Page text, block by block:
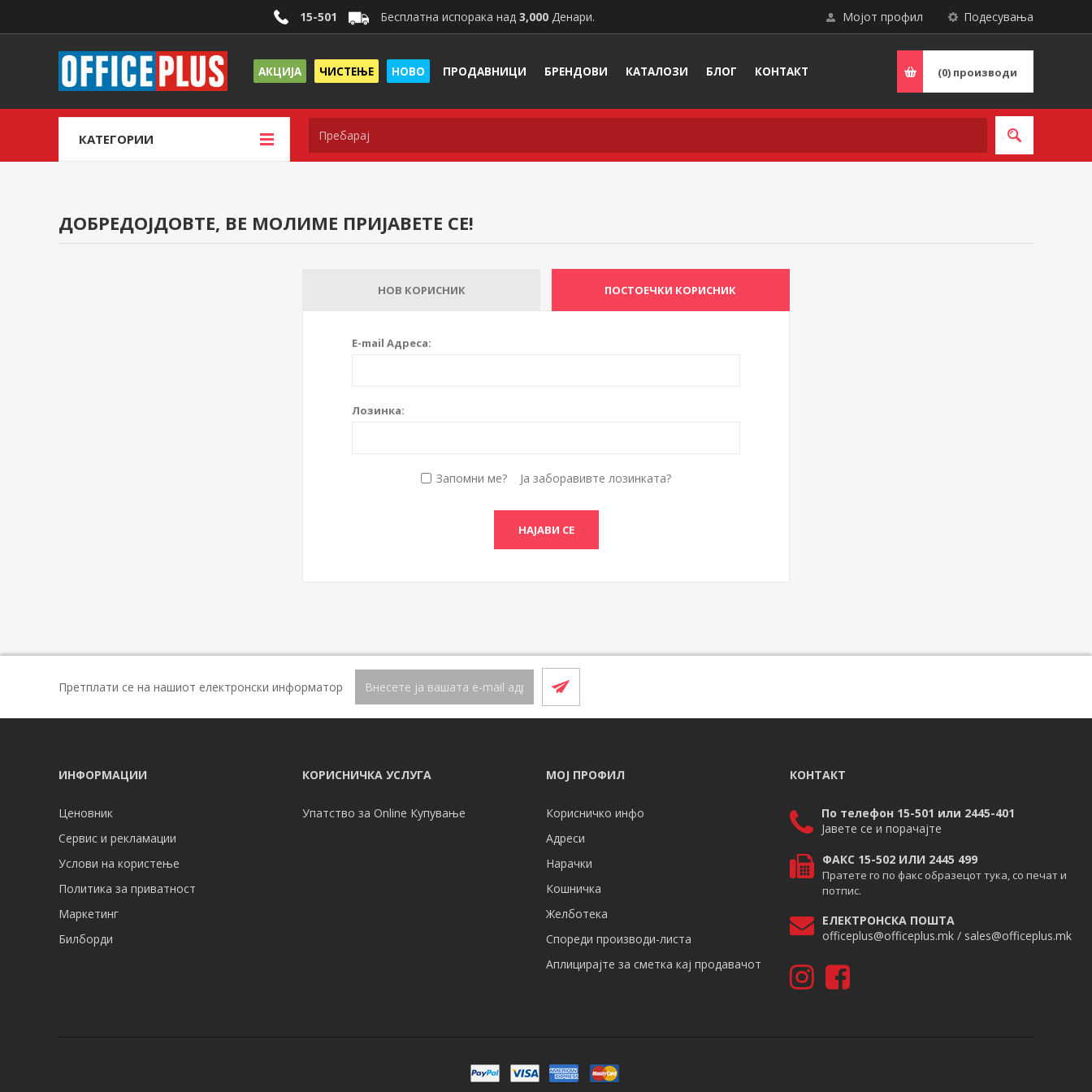
Подесувања
Мојот профил
15-501 Бесплатна испорака над 3,000 Денари.
АКЦИЈА ЧИСТЕЊЕ НОВО ПРОДАВНИЦИ БРЕНДОВИ КАТАЛОЗИ БЛОГ КОНТАКТ (0) производи
КАТЕГОРИИ
ДОБРЕДОЈДОВТЕ, ВЕ МОЛИМЕ ПРИЈАВЕТЕ СЕ!
НОВ КОРИСНИК ПОСТОЕЧКИ КОРИСНИК
E-mail Адреса:
Лозинка:
Запомни ме? Ја заборавивте лозинката?
Претплати се на нашиот електронски информатор
ИНФОРМАЦИИ
Ценовник
Сервис и рекламации
Услови на користење
Политика за приватност
Маркетинг
Билборди
КОРИСНИЧКА УСЛУГА
Упатство за Online Купување
МОЈ ПРОФИЛ
Корисничко инфо
Адреси
Нарачки
Кошничка
Желботека
Спореди производи-листа
Аплицирајте за сметка кај продавачот
КОНТАКТ
По телефон 15-501 или 2445-401
Јавете се и порачајте
ФАКС 15-502 ИЛИ 2445 499
Пратете го по факс образецот тука, со печат и
потпис.
ЕЛЕКТРОНСКА ПОШТА
officeplus@officeplus.mk / sales@officeplus.mk